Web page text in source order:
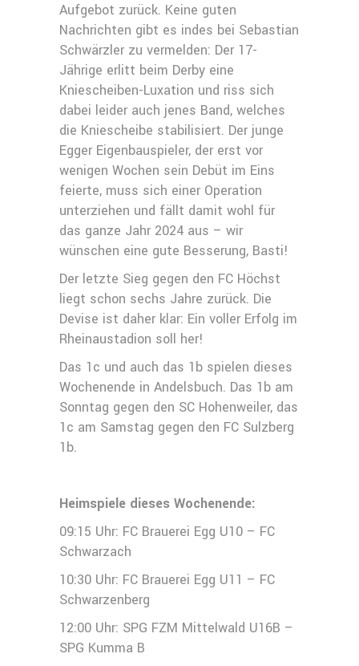
Aufgebot zurück. Keine guten
Nachrichten gibt es indes bei Sebastian
Schwärzler zu vermelden: Der 17-
Jährige erlitt beim Derby eine
Kniescheiben-Luxation und riss sich
dabei leider auch jenes Band, welches
die Kniescheibe stabilisiert. Der junge
Egger Eigenbauspieler, der erst vor
wenigen Wochen sein Debüt im Eins
feierte, muss sich einer Operation
unterziehen und fällt damit wohl für
das ganze Jahr 2024 aus – wir
wünschen eine gute Besserung, Basti!
Der letzte Sieg gegen den FC Höchst
liegt schon sechs Jahre zurück. Die
Devise ist daher klar: Ein voller Erfolg im
Rheinaustadion soll her!
Das 1c und auch das 1b spielen dieses
Wochenende in Andelsbuch. Das 1b am
Sonntag gegen den SC Hohenweiler, das
1c am Samstag gegen den FC Sulzberg
1b.
Heimspiele dieses Wochenende:
09:15 Uhr: FC Brauerei Egg U10 – FC
Schwarzach
10:30 Uhr: FC Brauerei Egg U11 – FC
Schwarzenberg
12:00 Uhr: SPG FZM Mittelwald U16B –
SPG Kumma B